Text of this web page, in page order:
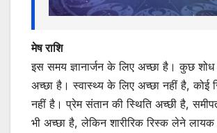
मेष राशि
इस समय ज्ञानार्जन के लिए अच्छा है। कुछ शोध
अच्छा है। स्वास्थ्य के लिए अच्छा नहीं है,
नहीं है। प्रेम संतान की स्थिति अच्छी है,
भी अच्छा है, लेकिन शारीरिक रिस्क लेने